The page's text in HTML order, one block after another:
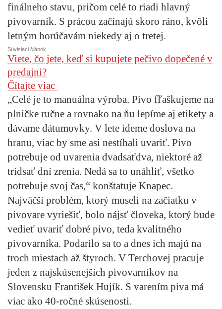
finálneho stavu, pričom celé to riadi hlavný
pivovarník. S prácou začínajú skoro ráno, kvôli
letným horúčavám niekedy aj o tretej.
Súvisiaci článok
Viete, čo jete, keď si kupujete pečivo dopečené v
predajni?
Čítajte viac
„Celé je to manuálna výroba. Pivo fľaškujeme na
plničke ručne a rovnako na ňu lepíme aj etikety a
dávame dátumovky. V lete ideme doslova na
hranu, viac by sme asi nestíhali uvariť. Pivo
potrebuje od uvarenia dvadsaťdva, niektoré až
tridsať dní zrenia. Nedá sa to unáhliť, všetko
potrebuje svoj čas,“ konštatuje Knapec.
Najväčší problém, ktorý museli na začiatku v
pivovare vyriešiť, bolo nájsť človeka, ktorý bude
vedieť uvariť dobré pivo, teda kvalitného
pivovarníka. Podarilo sa to a dnes ich majú na
troch miestach až štyroch. V Terchovej pracuje
jeden z najskúsenejších pivovarníkov na
Slovensku František Hujík. S varením piva má
viac ako 40-ročné skúsenosti.